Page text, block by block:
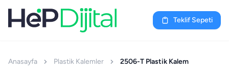
Teklif Sepeti
Anasayfa Plastik Kalemler 2506-T Plastik Kalem